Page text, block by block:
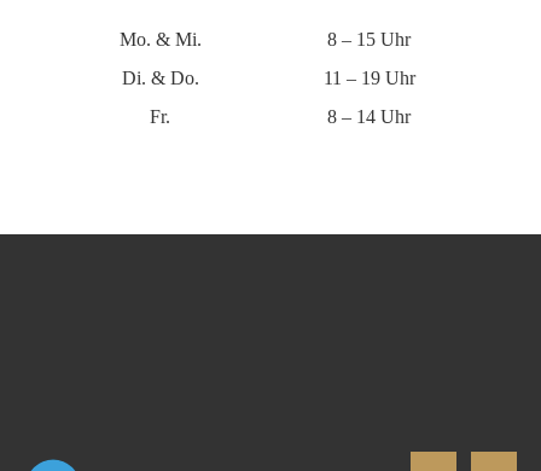
Mo. & Mi.
8 – 15 Uhr
Di. & Do.
11 – 19 Uhr
Fr.
8 – 14 Uhr